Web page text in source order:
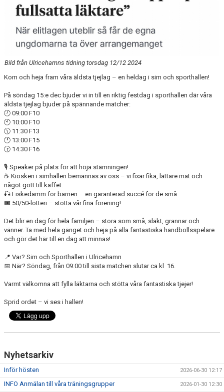
Bild från Ulricehamns tidning torsdag 12/12 2024
Kom och heja fram våra äldsta tjejlag – en heldag i sim och sporthallen!
På söndag 15:e dec bjuder vi in till en riktig festdag i sporthallen där våra
äldsta tjejlag bjuder på spännande matcher:
🕘 09:00 F10
🕙 10:00 F10
🕦 11:30 F13
🕐 13:00 F15
🕝 14:30 F16
🎙️ Speaker på plats för att höja stämningen!
☕ Kiosken i simhallen bemannas av oss – vi fixar fika, lättare mat och
något gott till kaffet.
🎣 Fiskedamm för barnen – en garanterad succé för de små.
🎟️ 50/50-lotteri – stötta vår fina förening!
Det blir en dag för hela familjen – stora som små, släkt, grannar och
vänner. Ta med hela gänget och heja på alla fantastiska handbollsspelare
och gör det här till en dag att minnas!
📍 Var? Sim och Sporthallen i Ulricehamn
📅 När? Söndag, från 09:00 till sista matchen slutar ca kl 16.
Varmt välkomna att fylla läktarna och stötta våra fantastiska tjejer!
Sprid ordet – vi ses i hallen!
Nyhetsarkiv
Inför hösten 2026-06-30 12:17
INFO Anmälan till våra träningsgrupper 2026-01-30 12:30